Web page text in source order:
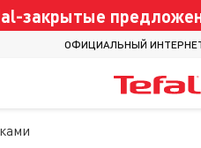
закрытые
ОФИЦИАЛЬНЫЙ